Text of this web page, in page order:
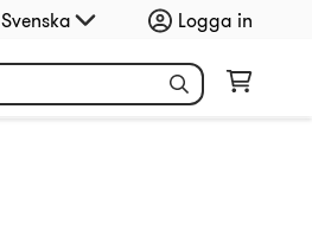
Svenska Logga in